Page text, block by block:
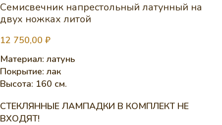
Семисвечник напрестольный латунный на
двух ножках литой
12 750,00 ₽
Материал: латунь
Покрытие: лак
Высота: 160 см.
СТЕКЛЯННЫЕ ЛАМПАДКИ В КОМПЛЕКТ НЕ
ВХОДЯТ!